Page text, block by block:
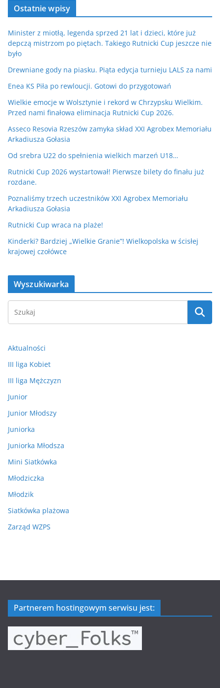
Ostatnie wpisy
Minister z miotłą, legenda sprzed 21 lat i dzieci, które już
depczą mistrzom po piętach. Takiego Rutnicki Cup jeszcze nie
było
Drewniane gody na piasku. Piąta edycja turnieju LALS za nami
Enea KS Piła po rewloucji. Gotowi do przygotowań
Wielkie emocje w Wolsztynie i rekord w Chrzypsku Wielkim.
Przed nami finałowa eliminacja Rutnicki Cup 2026.
Asseco Resovia Rzeszów zamyka skład XXI Agrobex Memoriału
Arkadiusza Gołasia
Od srebra U22 do spełnienia wielkich marzeń U18…
Rutnicki Cup 2026 wystartował! Pierwsze bilety do finału już
rozdane.
Poznaliśmy trzech uczestników XXI Agrobex Memoriału
Arkadiusza Gołasia
Rutnicki Cup wraca na plaże!
Kinderki? Bardziej „Wielkie Granie”! Wielkopolska w ścisłej
krajowej czołówce
Wyszukiwarka
Aktualności
III liga Kobiet
III liga Mężczyzn
Junior
Junior Młodszy
Juniorka
Juniorka Młodsza
Mini Siatkówka
Młodziczka
Młodzik
Siatkówka plażowa
Zarząd WZPS
Partnerem hostingowym serwisu jest: